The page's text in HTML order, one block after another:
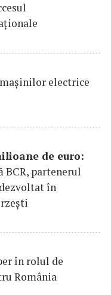
electrice
de euro:
BCR, partenerul
în
în rolul de
România